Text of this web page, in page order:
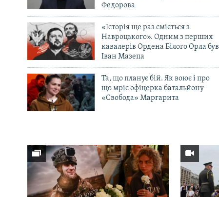
Федорова
«Історія ще раз сміється з
Навроцького». Одним з перших
кавалерів Ордена Білого Орла був
Іван Мазепа
Та, що планує бій. Як воює і про
що мріє офіцерка батальйону
«Свобода» Маргарита